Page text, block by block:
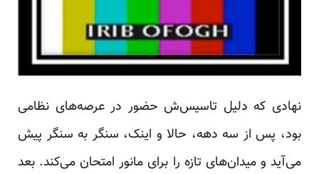
نهادی که دلیل تاسیس‌ش حضور در عرصه‌های نظامی
بود، پس از سه دهه، حالا و اینک، سنگر به سنگر پیش
می‌آید و میدان‌های تازه را برای مانور امتحان می‌کند. بعد